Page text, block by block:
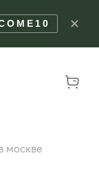
✕
москве